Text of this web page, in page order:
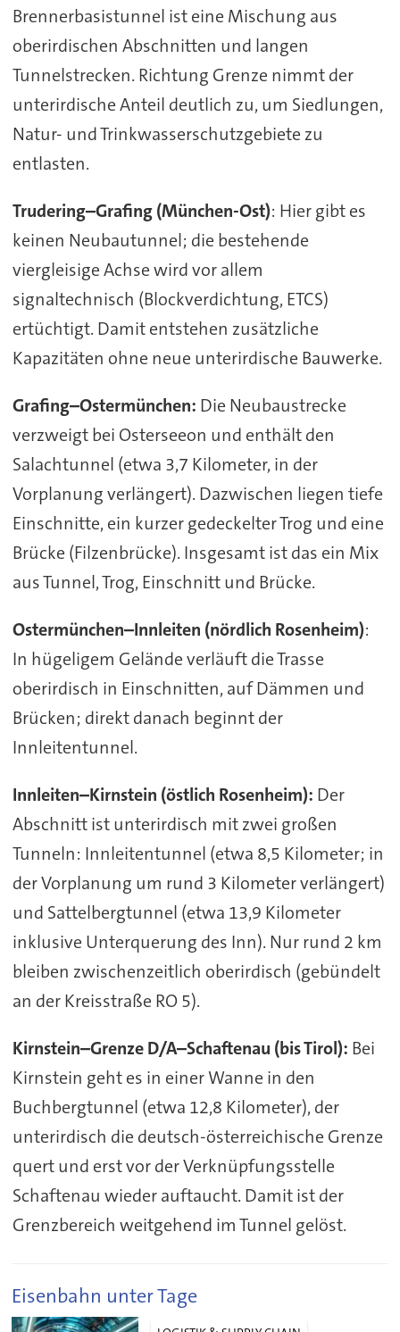
Brennerbasistunnel ist eine Mischung aus
oberirdischen Abschnitten und langen
Tunnelstrecken. Richtung Grenze nimmt der
unterirdische Anteil deutlich zu, um Siedlungen,
Natur- und Trinkwasserschutzgebiete zu
entlasten.
Trudering–Grafing (München-Ost): Hier gibt es
keinen Neubautunnel; die bestehende
viergleisige Achse wird vor allem
signaltechnisch (Blockverdichtung, ETCS)
ertüchtigt. Damit entstehen zusätzliche
Kapazitäten ohne neue unterirdische Bauwerke.
Grafing–Ostermünchen: Die Neubaustrecke
verzweigt bei Osterseeon und enthält den
Salachtunnel (etwa 3,7 Kilometer, in der
Vorplanung verlängert). Dazwischen liegen tiefe
Einschnitte, ein kurzer gedeckelter Trog und eine
Brücke (Filzenbrücke). Insgesamt ist das ein Mix
aus Tunnel, Trog, Einschnitt und Brücke.
Ostermünchen–Innleiten (nördlich Rosenheim):
In hügeligem Gelände verläuft die Trasse
oberirdisch in Einschnitten, auf Dämmen und
Brücken; direkt danach beginnt der
Innleitentunnel.
Innleiten–Kirnstein (östlich Rosenheim): Der
Abschnitt ist unterirdisch mit zwei großen
Tunneln: Innleitentunnel (etwa 8,5 Kilometer; in
der Vorplanung um rund 3 Kilometer verlängert)
und Sattelbergtunnel (etwa 13,9 Kilometer
inklusive Unterquerung des Inn). Nur rund 2 km
bleiben zwischenzeitlich oberirdisch (gebündelt
an der Kreisstraße RO 5).
Kirnstein–Grenze D/A–Schaftenau (bis Tirol): Bei
Kirnstein geht es in einer Wanne in den
Buchbergtunnel (etwa 12,8 Kilometer), der
unterirdisch die deutsch-österreichische Grenze
quert und erst vor der Verknüpfungsstelle
Schaftenau wieder auftaucht. Damit ist der
Grenzbereich weitgehend im Tunnel gelöst.
Eisenbahn unter Tage